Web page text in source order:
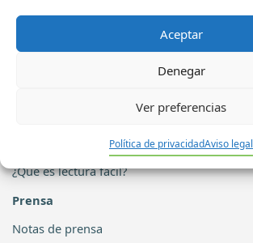
Aceptar
Denegar
Ver preferencias
Política de privacidadAviso legal
Centro especial de empleo
Más servicios de Plena Inclusión Ceuta
Accesibilidad de esta página web
¿Qué es lectura fácil?
Prensa
Notas de prensa